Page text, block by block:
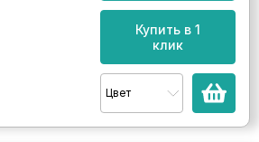
Купить в 1
клик
Цвет